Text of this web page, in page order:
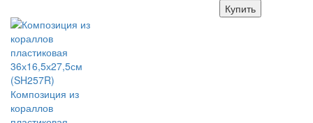
Купить
Композиция из
кораллов